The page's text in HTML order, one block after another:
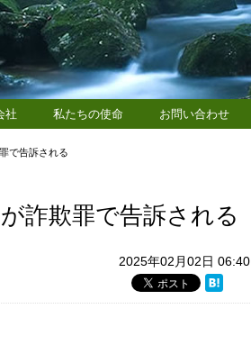
社 私たちの使命 お問い合わせ
で告訴される
詐欺罪で告訴される
2025年02月02日 06:40